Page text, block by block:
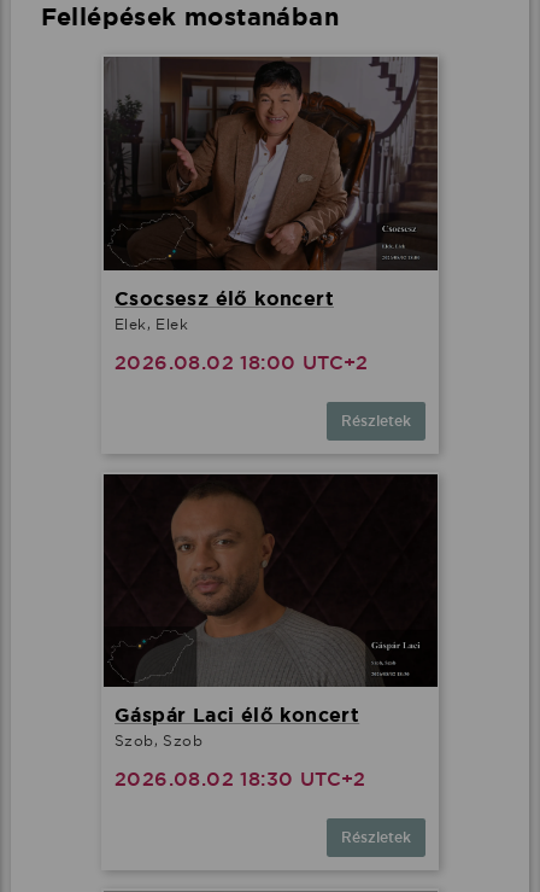
Fellépések mostanában
Csocsesz élő koncert
Elek, Elek
2026.08.02 18:00 UTC+2
Részletek
Gáspár Laci élő koncert
Szob, Szob
2026.08.02 18:30 UTC+2
Részletek